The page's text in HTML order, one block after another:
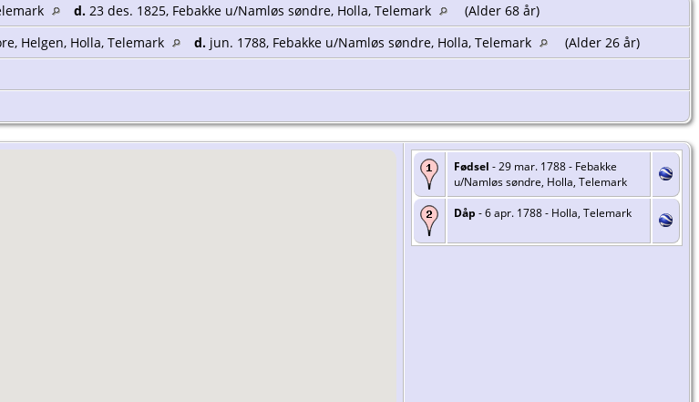
d. 23 des. 1825, Febakke u/Namløs søndre, Holla, Telemark
(Alder 68 år)
Helgen, Holla, Telemark d. jun. 1788, Febakke u/Namløs søndre, Holla, Telemark
(Alder 26 år)
Fødsel - 29 mar. 1788 - Febakke
u/Namløs søndre, Holla, Telemark
Dåp - 6 apr. 1788 - Holla, Telemark